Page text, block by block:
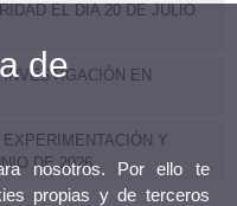
EL DIA 20 DE JULIO
EN
Y
DE 2026
de
nosotros. Por ello te
propias y de terceros